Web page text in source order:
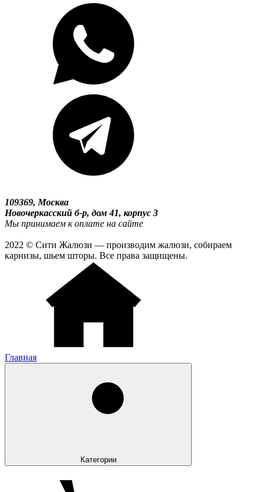
109369, Москва
Новочеркасский б-р, дом 41, корпус 3
Мы принимаем к оплате на сайте
2022 © Сити Жалюзи — производим жалюзи, собираем
карнизы, шьем шторы. Все права защищены.
Главная
Категории